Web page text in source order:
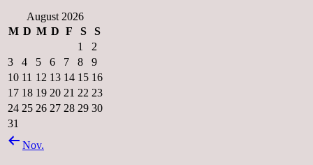
August 2026
M D M D F S
S
1
2
3
4 5 6 7 8
9
10 11 12 13 14 15 16
17 18 19 20 21 22 23
24 25 26 27 28 29 30
31
Nov.